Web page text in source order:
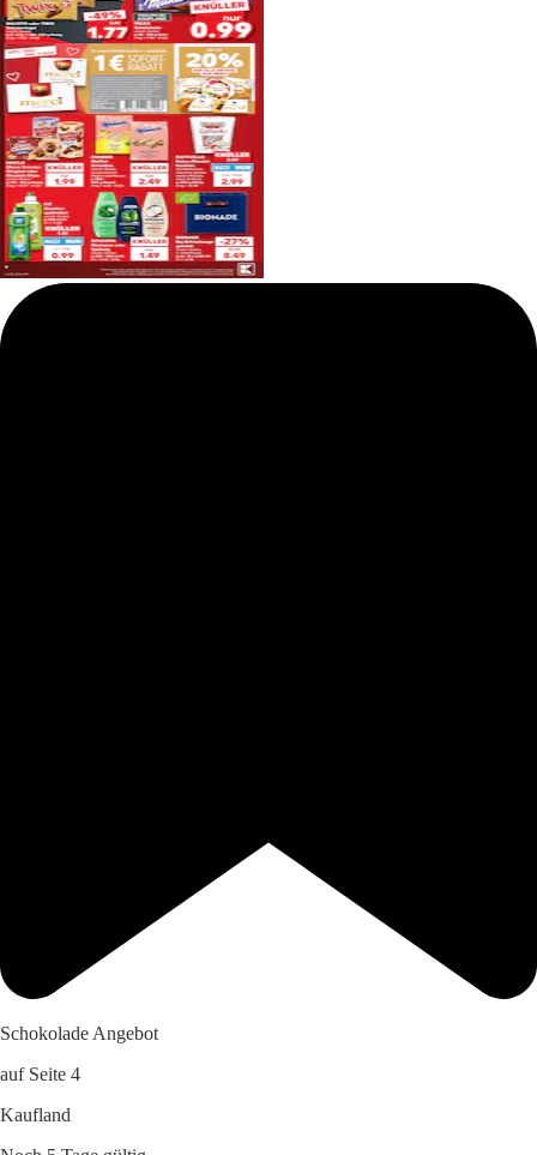
Schokolade Angebot
auf Seite 4
Kaufland